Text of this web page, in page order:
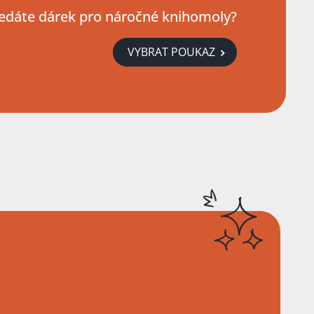
dárek pro náročné knihomoly?
VYBRAT POUKAZ